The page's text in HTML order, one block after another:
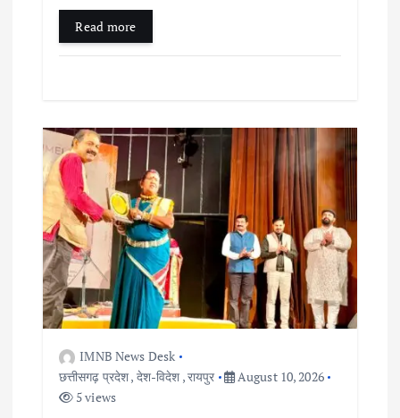
Read more
IMNB News Desk
छत्तीसगढ़ प्रदेश, देश-विदेश ,रायपुर
August 10, 2026
5 views